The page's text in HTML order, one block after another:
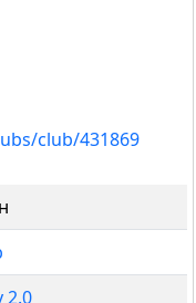
club/431869
2.0